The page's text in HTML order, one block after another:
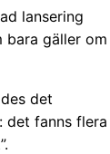
lansering
bara gäller om
det
det fanns flera